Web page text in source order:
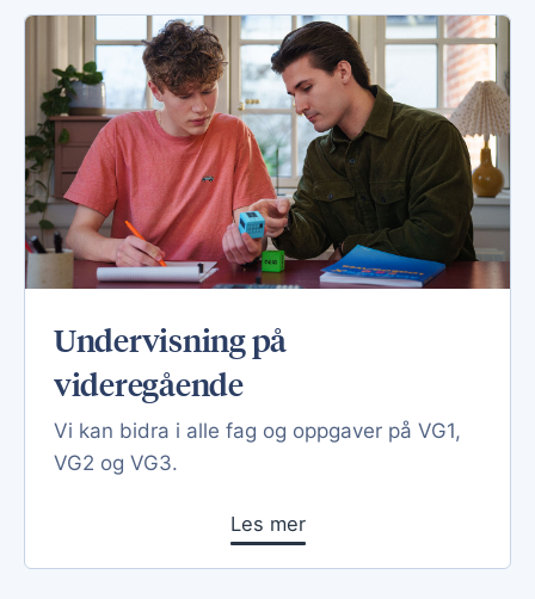
Undervisning på
videregående
Vi kan bidra i alle fag og oppgaver på VG1,
VG2 og VG3.
Les mer